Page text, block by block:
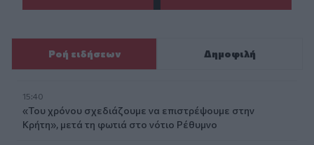
Ροή ειδήσεων Δημοφιλή
15:40
«Του χρόνου σχεδιάζουμε να επιστρέψουμε στην
Κρήτη», μετά τη φωτιά στο νότιο Ρέθυμνο